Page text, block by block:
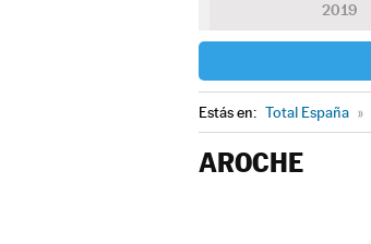
2019
Estás en: Total España »
AROCHE